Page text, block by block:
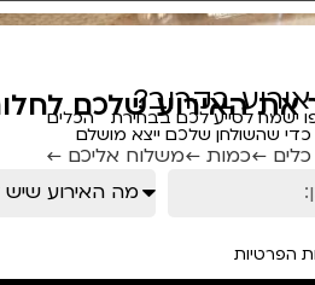
בקרוב?
את האירוע שלכם
ישמח לסייע לכם בבחירת הכלים
שהשולחן שלכם ייצא מושלם
←כמות ←משלוח אליכם ←
הפרטיות